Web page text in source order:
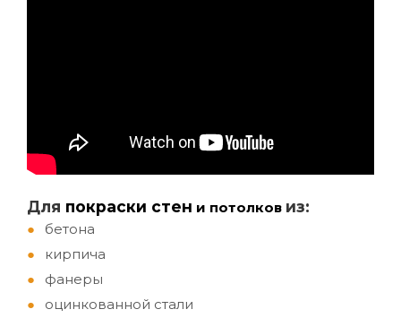
Для покраски стен и потолков из:
бетона
кирпича
фанеры
оцинкованной стали